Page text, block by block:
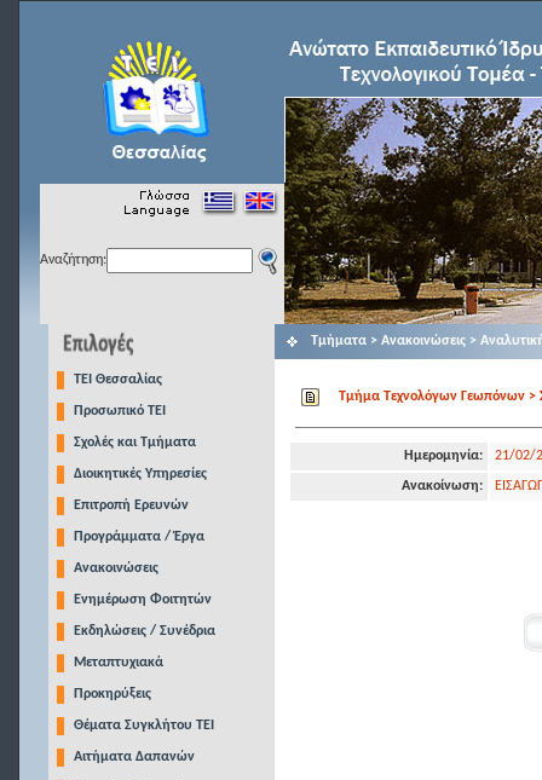
Αναζήτηση:
TEI Θεσσαλίας
Προσωπικό ΤΕΙ
Σχολές και Τμήματα
Διοικητικές Υπηρεσίες
Επιτροπή Ερευνών
Προγράμματα / Έργα
Ανακοινώσεις
Ενημέρωση Φοιτητών
Εκδηλώσεις / Συνέδρια
Μεταπτυχιακά
Προκηρύξεις
Θέματα Συγκλήτου ΤΕΙ
Αιτήματα Δαπανών
Τμήματα > Ανακοινώσεις >
Τμήμα Τεχνολόγων Γεωπόνων >
Ημερομηνία: 21/02/
Ανακοίνωση: